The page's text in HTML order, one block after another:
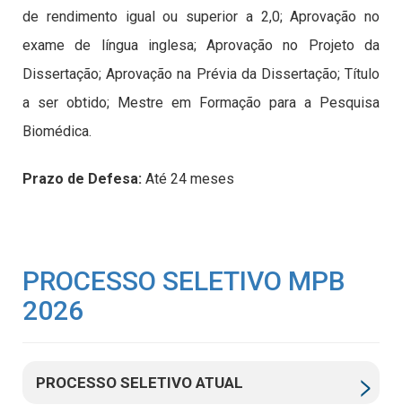
de rendimento igual ou superior a 2,0; Aprovação no
exame de língua inglesa; Aprovação no Projeto da
Dissertação; Aprovação na Prévia da Dissertação; Título
a ser obtido; Mestre em Formação para a Pesquisa
Biomédica.
Prazo de Defesa: Até 24 meses
PROCESSO SELETIVO MPB
2026
PROCESSO SELETIVO ATUAL